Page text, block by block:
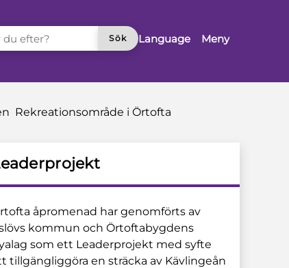
EFTER?
Sök
Language Meny
Rekreationsområde i Örtofta
åpromenad har genomförts av
kommun och Örtoftabygdens
som ett Leaderprojekt med syfte
tillgängliggöra en sträcka av Kävlingeån